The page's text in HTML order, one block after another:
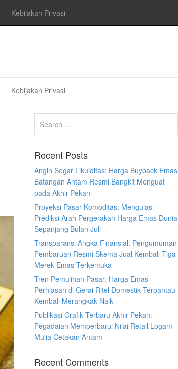
Kebijakan Privasi
Kebijakan Privasi
Recent Posts
Angin Segar Likuiditas: Harga Buyback Emas
Batangan Antam Resmi Bangkit Menguat
pada Akhir Pekan
Proyeksi Pasar Komoditas: Mengulas
Prediksi Arah Pergerakan Harga Emas Dunia
Sepanjang Bulan Juli
Transparansi Angka Finansial: Pengumuman
Pembaruan Resmi Skema Jual Kembali Tiga
Merek Emas Terkemuka
Tren Pemulihan Pasar: Harga Emas
Perhiasan di Gerai Ritel Domestik Terpantau
Kembali Merangkak Naik
Publikasi Grafik Terbaru Akhir Pekan:
Pegadaian Memperbarui Nilai Retail Logam
Mulia Cetakan Antam
Recent Comments